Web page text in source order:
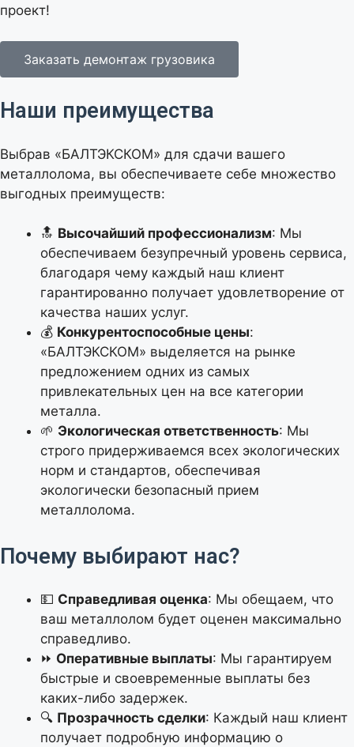
проект!
Заказать демонтаж грузовика
Наши преимущества
Выбрав «БАЛТЭКСКОМ» для сдачи вашего
металлолома, вы обеспечиваете себе множество
выгодных преимуществ:
🔝 Высочайший профессионализм: Мы
обеспечиваем безупречный уровень сервиса,
благодаря чему каждый наш клиент
гарантированно получает удовлетворение от
качества наших услуг.
💰 Конкурентоспособные цены:
«БАЛТЭКСКОМ» выделяется на рынке
предложением одних из самых
привлекательных цен на все категории
металла.
🌱 Экологическая ответственность: Мы
строго придерживаемся всех экологических
норм и стандартов, обеспечивая
экологически безопасный прием
металлолома.
Почему выбирают нас?
💵 Справедливая оценка: Мы обещаем, что
ваш металлолом будет оценен максимально
справедливо.
⏩ Оперативные выплаты: Мы гарантируем
быстрые и своевременные выплаты без
каких-либо задержек.
🔍 Прозрачность сделки: Каждый наш клиент
получает подробную информацию о